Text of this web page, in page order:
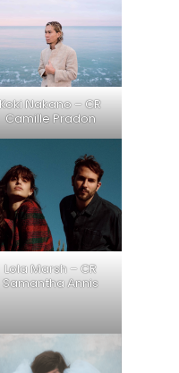
Koki Nakano – CR
Camille Pradon
Lola Marsh – CR
Samantha Annis